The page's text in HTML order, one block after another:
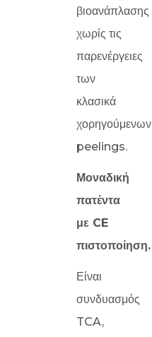
βιοανάπλασης
χωρίς τις
παρενέργειες
των
κλασικά
χορηγούμενων
peelings.
Μοναδική
πατέντα
με CE
πιστοποίηση.
Είναι
συνδυασμός
TCA,